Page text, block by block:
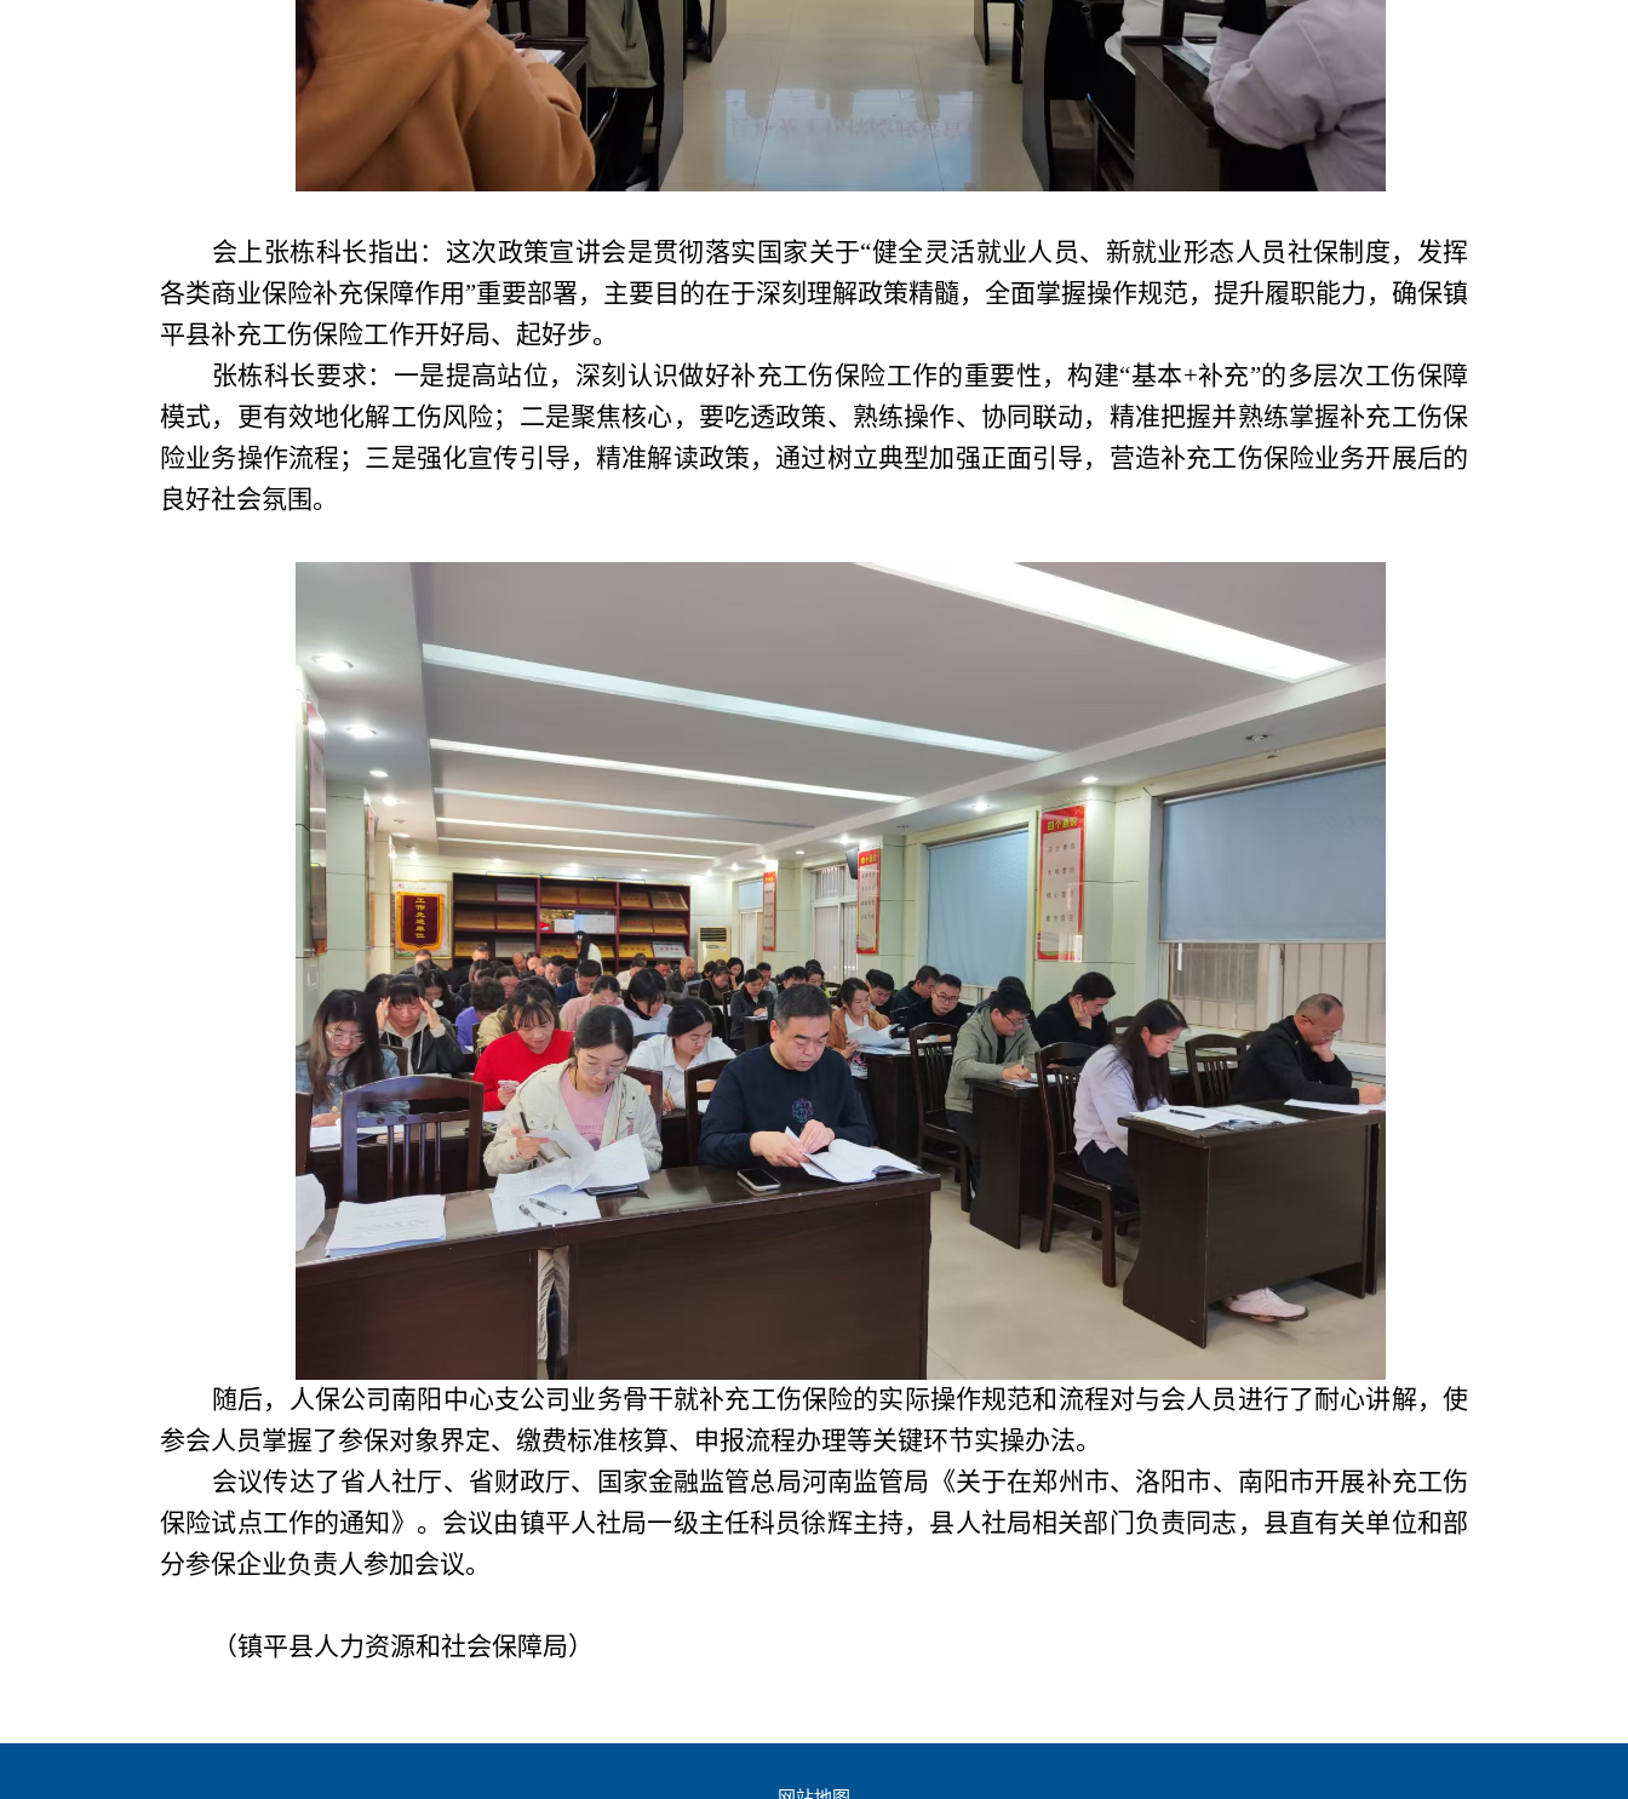
会上张栋科长指出：这次政策宣讲会是贯彻落实国家关于“健全灵活就业人员、新就业形态人员社保制度，发挥
各类商业保险补充保障作用”重要部署，主要目的在于深刻理解政策精髓，全面掌握操作规范，提升履职能力，确保镇
平县补充工伤保险工作开好局、起好步。
张栋科长要求：一是提高站位，深刻认识做好补充工伤保险工作的重要性，构建“基本+补充”的多层次工伤保障
模式，更有效地化解工伤风险；二是聚焦核心，要吃透政策、熟练操作、协同联动，精准把握并熟练掌握补充工伤保
险业务操作流程；三是强化宣传引导，精准解读政策，通过树立典型加强正面引导，营造补充工伤保险业务开展后的
良好社会氛围。
随后，人保公司南阳中心支公司业务骨干就补充工伤保险的实际操作规范和流程对与会人员进行了耐心讲解，使
参会人员掌握了参保对象界定、缴费标准核算、申报流程办理等关键环节实操办法。
会议传达了省人社厅、省财政厅、国家金融监管总局河南监管局《关于在郑州市、洛阳市、南阳市开展补充工伤
保险试点工作的通知》。会议由镇平人社局一级主任科员徐辉主持，县人社局相关部门负责同志，县直有关单位和部
分参保企业负责人参加会议。
（镇平县人力资源和社会保障局）